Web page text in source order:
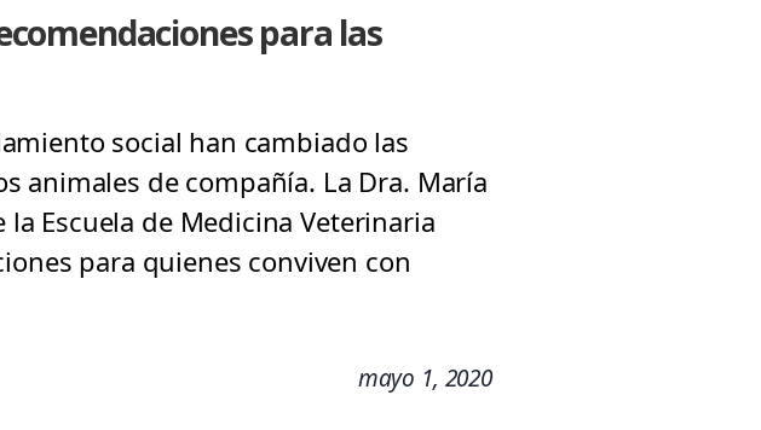
para las
social han cambiado las
animales de compañía. La Dra. María
la Escuela de Medicina Veterinaria
para quienes conviven con
mayo 1, 2020